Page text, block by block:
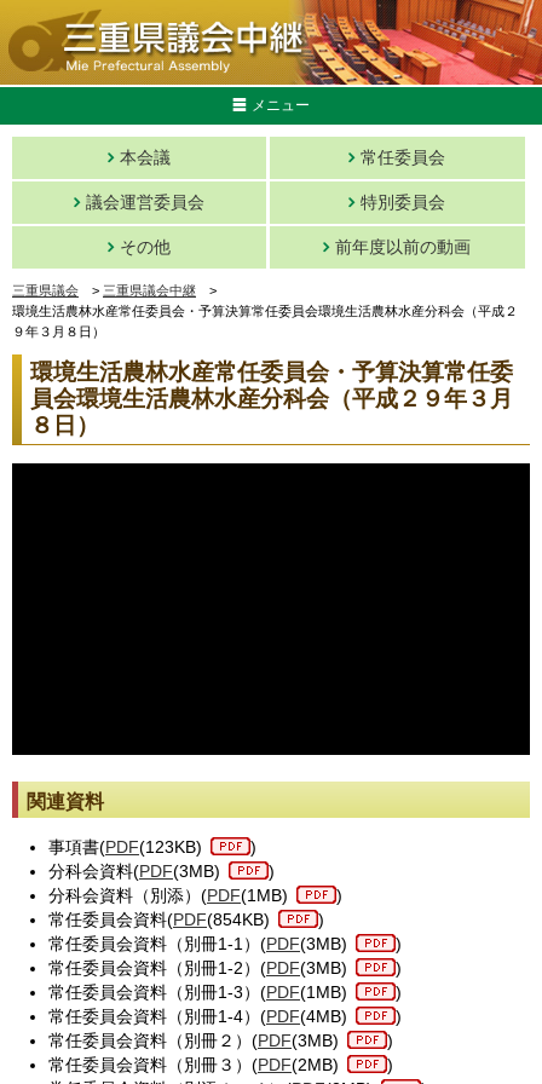
メニュー
本会議 常任委員会
議会運営委員会 特別委員会
その他 前年度以前の動画
三重県議会 > 三重県議会中継 >
環境生活農林水産常任委員会・予算決算常任委員会環境生活農林水産分科会（平成２
９年３月８日）
環境生活農林水産常任委員会・予算決算常任委
員会環境生活農林水産分科会（平成２９年３月
８日）
関連資料
事項書(PDF(123KB)
)
分科会資料(PDF(3MB)
)
分科会資料（別添）(PDF(1MB)
)
常任委員会資料(PDF(854KB)
)
常任委員会資料（別冊1-1）(PDF(3MB)
)
常任委員会資料（別冊1-2）(PDF(3MB)
)
常任委員会資料（別冊1-3）(PDF(1MB)
)
常任委員会資料（別冊1-4）(PDF(4MB)
)
常任委員会資料（別冊２）(PDF(3MB)
)
常任委員会資料（別冊３）(PDF(2MB)
)